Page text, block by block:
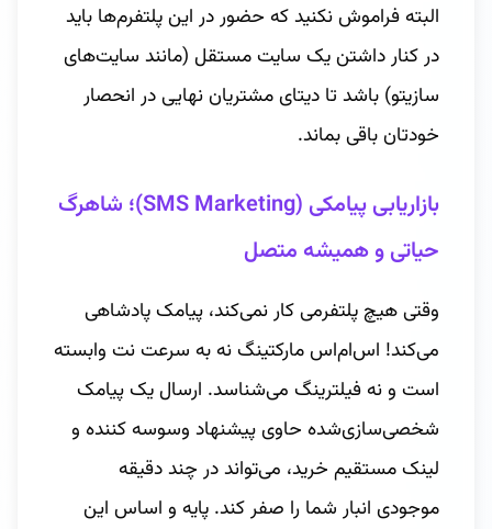
البته فراموش نکنید که حضور در این پلتفرم‌ها باید
در کنار داشتن یک سایت مستقل (مانند سایت‌های
سازیتو) باشد تا دیتای مشتریان نهایی در انحصار
خودتان باقی بماند.
بازاریابی پیامکی (SMS Marketing)؛ شاهرگ
حیاتی و همیشه متصل
وقتی هیچ پلتفرمی کار نمی‌کند، پیامک پادشاهی
می‌کند! اس‌ام‌اس مارکتینگ نه به سرعت نت وابسته
است و نه فیلترینگ می‌شناسد. ارسال یک پیامک
شخصی‌سازی‌شده حاوی پیشنهاد وسوسه کننده و
لینک مستقیم خرید، می‌تواند در چند دقیقه
موجودی انبار شما را صفر کند. پایه و اساس این